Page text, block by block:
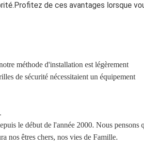
de ces avantages lorsque
méthode d'installation est légèrement
de sécurité nécessitaient un équipement
le début de l'année 2000. Nous pensons
nos êtres chers, nos vies de Famille.